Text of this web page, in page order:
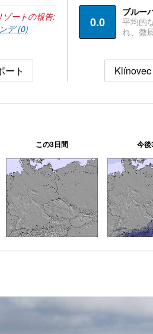
ゾートの報告:
デ (0)
ート
0.0
ブルー
平均的
れ、微
この3日間 今